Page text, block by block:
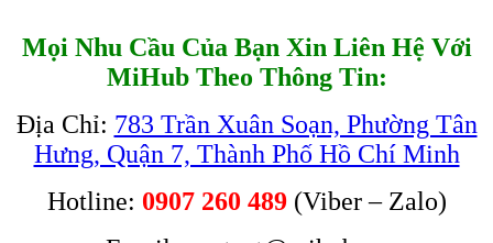
Mọi Nhu Cầu Của Bạn Xin Liên Hệ Với
MiHub Theo Thông Tin:
Địa Chỉ: 783 Trần Xuân Soạn, Phường Tân
Hưng, Quận 7, Thành Phố Hồ Chí Minh
Hotline: 0907 260 489(Viber – Zalo)